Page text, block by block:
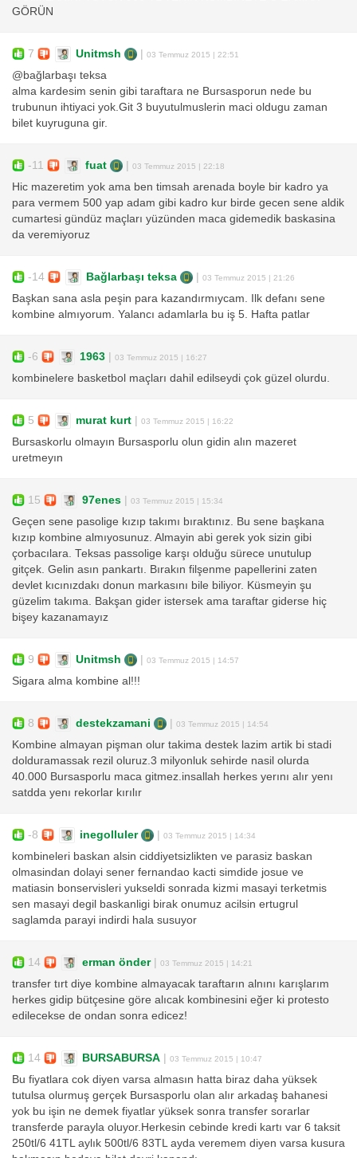
GÖRÜN
7 Unitmsh 03 Temmuz 2015 | 22:51
@bağlarbaşı teksa
alma kardesim senin gibi taraftara ne Bursasporun nede bu
trubunun ihtiyaci yok.Git 3 buyutulmuslerin maci oldugu zaman
bilet kuyruguna gir.
-11 fuat 03 Temmuz 2015 | 22:18
Hic mazeretim yok ama ben timsah arenada boyle bir kadro ya
para vermem 500 yap adam gibi kadro kur birde gecen sene aldik
cumartesi gündüz maçları yüzünden maca gidemedik baskasina
da veremiyoruz
-14 Bağlarbaşı teksa 03 Temmuz 2015 | 21:26
Başkan sana asla peşin para kazandırmıycam. Ilk defanı sene
kombine almıyorum. Yalancı adamlarla bu iş 5. Hafta patlar
-6 1963 03 Temmuz 2015 | 16:27
kombinelere basketbol maçları dahil edilseydi çok güzel olurdu.
5 murat kurt 03 Temmuz 2015 | 16:22
Bursaskorlu olmayın Bursasporlu olun gidin alın mazeret
uretmeyın
15 97enes 03 Temmuz 2015 | 15:34
Geçen sene pasolige kızıp takımı bıraktınız. Bu sene başkana
kızıp kombine almıyosunuz. Almayin abi gerek yok sizin gibi
çorbacılara. Teksas passolige karşı olduğu sürece unutulup
gitçek. Gelin asın pankartı. Bırakın filşenme papellerini zaten
devlet kıcınızdakı donun markasını bile biliyor. Küsmeyin şu
güzelim takıma. Bakşan gider istersek ama taraftar giderse hiç
bişey kazanamayız
9 Unitmsh 03 Temmuz 2015 | 14:57
Sigara alma kombine al!!!
8 destekzamani 03 Temmuz 2015 | 14:54
Kombine almayan pişman olur takima destek lazim artik bi stadi
dolduramassak rezil oluruz.3 milyonluk sehirde nasil olurda
40.000 Bursasporlu maca gitmez.insallah herkes yerını alır yenı
satdda yenı rekorlar kırılır
-8 inegolluler 03 Temmuz 2015 | 14:34
kombineleri baskan alsin ciddiyetsizlikten ve parasiz baskan
olmasindan dolayi sener fernandao kacti simdide josue ve
matiasin bonservisleri yukseldi sonrada kizmi masayi terketmis
sen masayi degil baskanligi birak onumuz acilsin ertugrul
saglamda parayi indirdi hala susuyor
14 erman önder| 03 Temmuz 2015 | 14:21
transfer tırt diye kombine almayacak taraftarın alnını karışlarım
herkes gidip bütçesine göre alıcak kombinesini eğer ki protesto
edilecekse de ondan sonra edicez!
14 BURSABURSA 03 Temmuz 2015 | 10:47
Bu fiyatlara cok diyen varsa almasın hatta biraz daha yüksek
tutulsa olurmuş gerçek Bursasporlu olan alır arkadaş bahanesi
yok bu işin ne demek fiyatlar yüksek sonra transfer sorarlar
transferde parayla oluyor.Herkesin cebinde kredi kartı var 6 taksit
250tl/6 41TL aylık 500tl/6 83TL ayda veremem diyen varsa kusura